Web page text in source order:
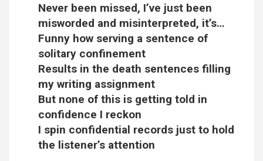
Never been missed, I’ve just been
misworded and misinterpreted, it’s…
Funny how serving a sentence of
solitary confinement
Results in the death sentences filling
my writing assignment
But none of this is getting told in
confidence I reckon
I spin confidential records just to hold
the listener’s attention